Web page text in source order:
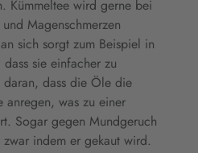
Kümmeltee wird gerne bei
Magenschmerzen
sich sorgt zum Beispiel in
sie einfacher zu
dass die Öle die
anregen, was zu einer
Sogar gegen Mundgeruch
indem er gekaut wird.